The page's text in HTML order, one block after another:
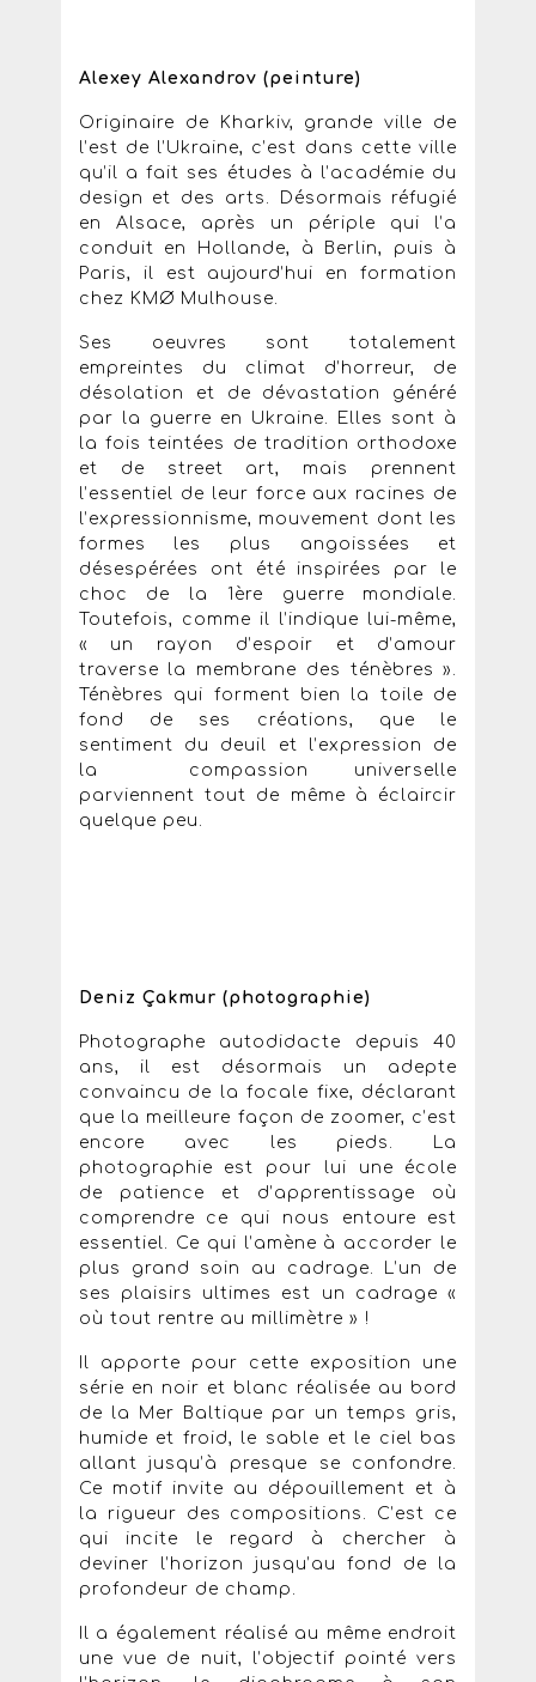
Alexey Alexandrov (peinture)
Originaire de Kharkiv, grande ville de
l’est de l’Ukraine, c’est dans cette ville
qu’il a fait ses études à l’académie du
design et des arts. Désormais réfugié
en Alsace, après un périple qui l’a
conduit en Hollande, à Berlin, puis à
Paris, il est aujourd’hui en formation
chez KMØ Mulhouse.
Ses oeuvres sont totalement
empreintes du climat d’horreur, de
désolation et de dévastation généré
par la guerre en Ukraine. Elles sont à
la fois teintées de tradition orthodoxe
et de street art, mais prennent
l’essentiel de leur force aux racines de
l’expressionnisme, mouvement dont les
formes les plus angoissées et
désespérées ont été inspirées par le
choc de la 1ère guerre mondiale.
Toutefois, comme il l’indique lui-même,
« un rayon d’espoir et d’amour
traverse la membrane des ténèbres ».
Ténèbres qui forment bien la toile de
fond de ses créations, que le
sentiment du deuil et l’expression de
la compassion universelle
parviennent tout de même à éclaircir
quelque peu.
Deniz Çakmur (photographie)
Photographe autodidacte depuis 40
ans, il est désormais un adepte
convaincu de la focale fixe, déclarant
que la meilleure façon de zoomer, c’est
encore avec les pieds. La
photographie est pour lui une école
de patience et d’apprentissage où
comprendre ce qui nous entoure est
essentiel. Ce qui l’amène à accorder le
plus grand soin au cadrage. L’un de
ses plaisirs ultimes est un cadrage «
où tout rentre au millimètre » !
Il apporte pour cette exposition une
série en noir et blanc réalisée au bord
de la Mer Baltique par un temps gris,
humide et froid, le sable et le ciel bas
allant jusqu’à presque se confondre.
Ce motif invite au dépouillement et à
la rigueur des compositions. C’est ce
qui incite le regard à chercher à
deviner l’horizon jusqu’au fond de la
profondeur de champ.
Il a également réalisé au même endroit
une vue de nuit, l’objectif pointé vers